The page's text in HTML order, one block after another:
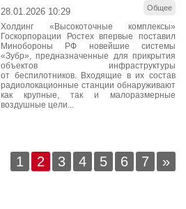
Общее
28.01.2026 10:29
Холдинг «Высокоточные комплексы»
Госкорпорации Ростех впервые поставил
Минобороны РФ новейшие системы
«Зубр», предназначенные для прикрытия
объектов инфраструктуры
от беспилотников. Входящие в их состав
радиолокационные станции обнаруживают
как крупные, так и малоразмерные
воздушные цели...
1 2 3 4 5 6 7 »